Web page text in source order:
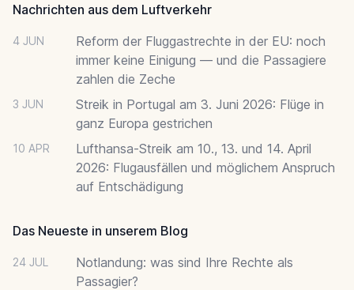
Nachrichten aus dem Luftverkehr
4 JUN
Reform der Fluggastrechte in der EU: noch
immer keine Einigung — und die Passagiere
zahlen die Zeche
3 JUN
Streik in Portugal am 3. Juni 2026: Flüge in
ganz Europa gestrichen
10 APR
Lufthansa-Streik am 10., 13. und 14. April
2026: Flugausfällen und möglichem Anspruch
auf Entschädigung
Das Neueste in unserem Blog
24 JUL
Notlandung: was sind Ihre Rechte als
Passagier?